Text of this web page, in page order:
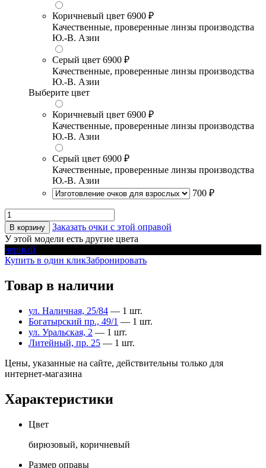
Коричневый цвет 6900 ₽
Качественные, проверенные линзы производства
Ю.-В. Азии
Серый цвет 6900 ₽
Качественные, проверенные линзы производства
Ю.-В. Азии
Выберите цвет
Коричневый цвет 6900 ₽
Качественные, проверенные линзы производства
Ю.-В. Азии
Серый цвет 6900 ₽
Качественные, проверенные линзы производства
Ю.-В. Азии
700 ₽
В корзину
Заказать очки с этой оправой
У этой модели есть другие цвета
черный
Купить в один кликЗабронировать
Товар в наличии
ул. Наличная, 25/84 — 1 шт.
Богатырский пр., 49/1 — 1 шт.
ул. Уральская, 2 — 1 шт.
Литейный, пр. 25 — 1 шт.
Цены, указанные на сайте, действительны только для
интернет-магазина
Характеристики
Цвет
бирюзовый, коричневый
Размер оправы